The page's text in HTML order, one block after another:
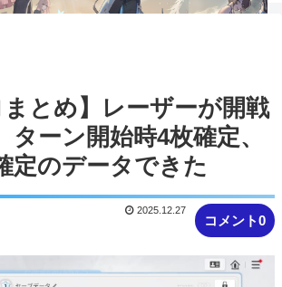
まとめ】レーザーが開戦
ターン開始時4枚確定、
定のデータできた
コメント0
2025.12.27